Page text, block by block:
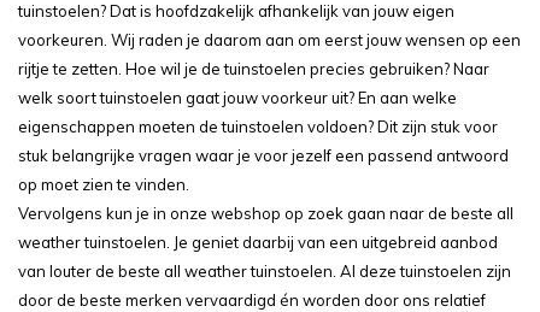
tuinstoelen? Dat is hoofdzakelijk afhankelijk van jouw eigen
voorkeuren. Wij raden je daarom aan om eerst jouw wensen op een
rijtje te zetten. Hoe wil je de tuinstoelen precies gebruiken? Naar
welk soort tuinstoelen gaat jouw voorkeur uit? En aan welke
eigenschappen moeten de tuinstoelen voldoen? Dit zijn stuk voor
stuk belangrijke vragen waar je voor jezelf een passend antwoord
op moet zien te vinden.
Vervolgens kun je in onze webshop op zoek gaan naar de beste all
weather tuinstoelen. Je geniet daarbij van een uitgebreid aanbod
van louter de beste all weather tuinstoelen. Al deze tuinstoelen zijn
door de beste merken vervaardigd én worden door ons relatief